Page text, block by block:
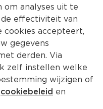
Wine
om analyses uit te
effectiviteit van
cookies accepteert,
gegevens
derden. Via
zelf instellen welke
wijzigen of
cookiebeleid en